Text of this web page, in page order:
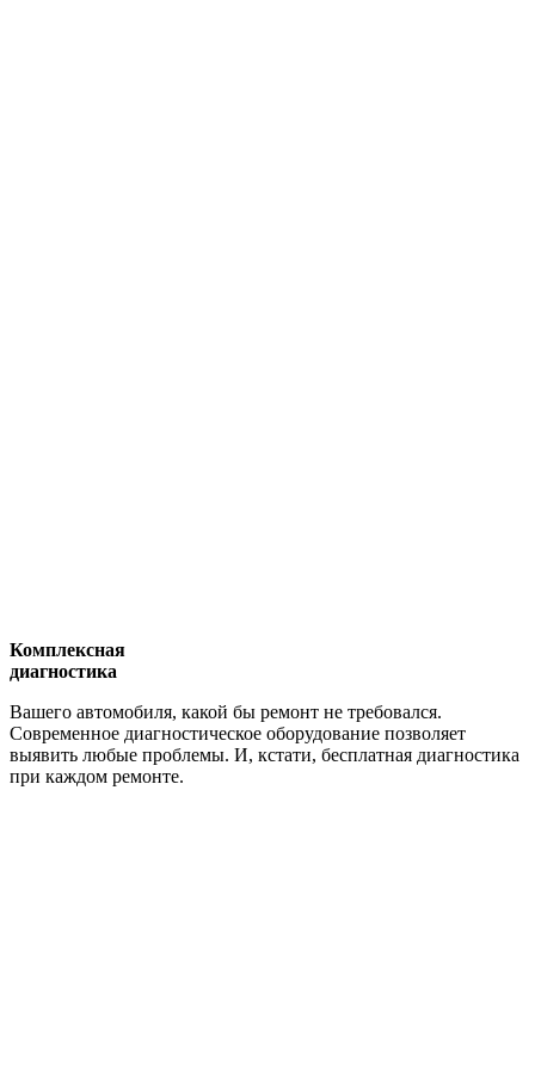
Комплексная
диагностика
Вашего автомобиля, какой бы ремонт не требовался.
Современное диагностическое оборудование позволяет
выявить любые проблемы. И, кстати, бесплатная диагностика
при каждом ремонте.